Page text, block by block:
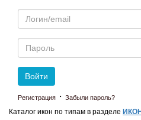
Email
Пароль
Войти
Регистрация · Забыли пароль?
Каталог икон по типам в разделе